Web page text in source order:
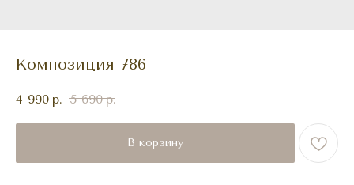
Композиция 786
4 990 р. 5 690 р.
В корзину